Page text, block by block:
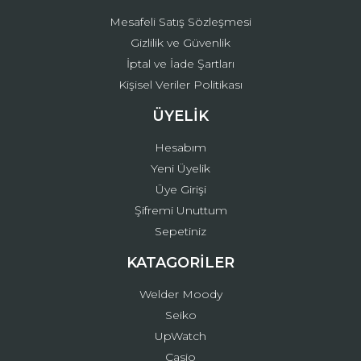
Mesafeli Satış Sözleşmesi
Gizlilik ve Güvenlik
İptal ve İade Şartları
Kişisel Veriler Politikası
ÜYELİK
Hesabım
Yeni Üyelik
Üye Girişi
Şifremi Unuttum
Sepetiniz
KATAGORİLER
Welder Moody
Seiko
UpWatch
Casio